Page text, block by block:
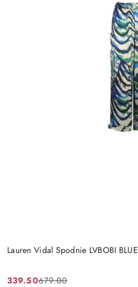
Lauren Vidal Spodnie LVBOBI BLUE
339.50679.00